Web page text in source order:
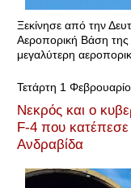
Ξεκίνησε από την
Αεροπορική Βάση
μεγαλύτερη
Τετάρτη 1
Νεκρός και ο
F-4 που κατέπεσε
Ανδραβίδα